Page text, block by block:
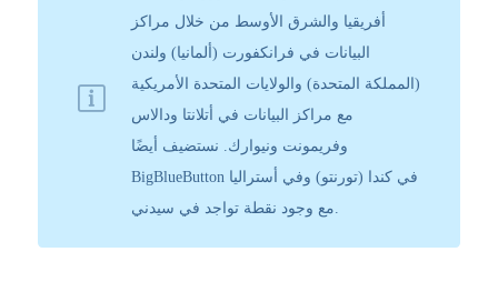
أفريقيا والشرق الأوسط من خلال مراكز
البيانات في فرانكفورت (ألمانيا) ولندن
(المملكة المتحدة) والولايات المتحدة الأمريكية
مع مراكز البيانات في أتلانتا ودالاس
وفريمونت ونيوارك. نستضيف أيضًا
BigBlueButton في كندا (تورنتو) وفي أستراليا